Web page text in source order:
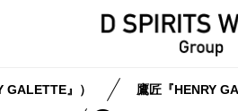
』） 鷹匠『HENRY